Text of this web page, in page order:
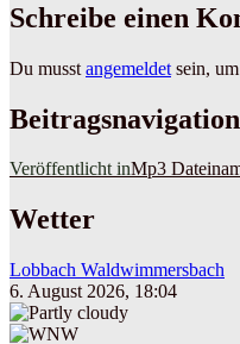
Schreibe einen
Du musst angemeldet sein,
Beitragsnavigation
Veröffentlicht inMp3
Wetter
Lobbach Waldwimmersbach
6. August 2026, 18:04